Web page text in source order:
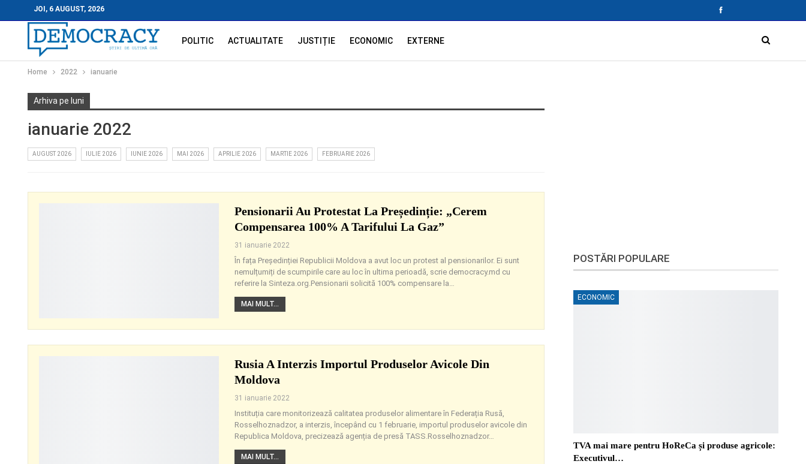
JOI, 6 AUGUST, 2026
POLITIC ACTUALITATE JUSTIȚIE ECONOMIC EXTERNE
Home 2022 ianuarie
Arhiva pe luni
ianuarie 2022
AUGUST 2026 IULIE 2026 IUNIE 2026 MAI 2026 APRILIE 2026 MARTIE 2026 FEBRUARIE 2026
Pensionarii Au Protestat La Președinție: „Cerem
Compensarea 100% A Tarifului La Gaz”
31 ianuarie 2022
În fața Președinției Republicii Moldova a avut loc un protest al pensionarilor. Ei sunt
nemulțumiți de scumpirile care au loc în ultima perioadă, scrie democracy.md cu
referire la Sinteza.org.Pensionarii solicită 100% compensare la
MAI MULT...
Rusia A Interzis Importul Produselor Avicole Din
Moldova
31 ianuarie 2022
Instituția care monitorizează calitatea produselor alimentare în Federația Rusă,
Rosselhoznadzor, a interzis, începând cu 1 februarie, importul produselor avicole din
Republica Moldova, precizează agenția de presă TASS.Rosselhoznadzor…
MAI MULT...
POSTĂRI POPULARE
ECONOMIC
TVA mai mare pentru HoReCa și produse agricole:
Executivul…